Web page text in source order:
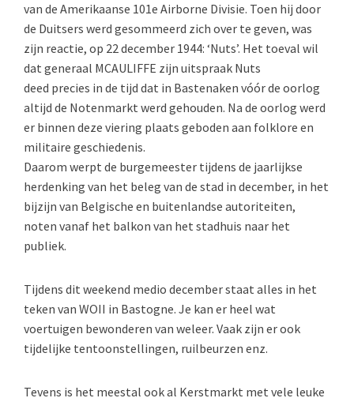
van de Amerikaanse 101e Airborne Divisie. Toen hij door
de Duitsers werd gesommeerd zich over te geven, was
zijn reactie, op 22 december 1944: ‘Nuts’. Het toeval wil
dat generaal MCAULIFFE zijn uitspraak Nuts
deed precies in de tijd dat in Bastenaken vóór de oorlog
altijd de Notenmarkt werd gehouden. Na de oorlog werd
er binnen deze viering plaats geboden aan folklore en
militaire geschiedenis.
Daarom werpt de burgemeester tijdens de jaarlijkse
herdenking van het beleg van de stad in december, in het
bijzijn van Belgische en buitenlandse autoriteiten,
noten vanaf het balkon van het stadhuis naar het
publiek.
Tijdens dit weekend medio december staat alles in het
teken van WOII in Bastogne. Je kan er heel wat
voertuigen bewonderen van weleer. Vaak zijn er ook
tijdelijke tentoonstellingen, ruilbeurzen enz.
Tevens is het meestal ook al Kerstmarkt met vele leuke